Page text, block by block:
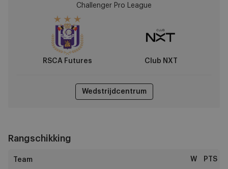
Challenger Pro League
RSCA Futures Club NXT
Wedstrijdcentrum
Rangschikking
W PTS